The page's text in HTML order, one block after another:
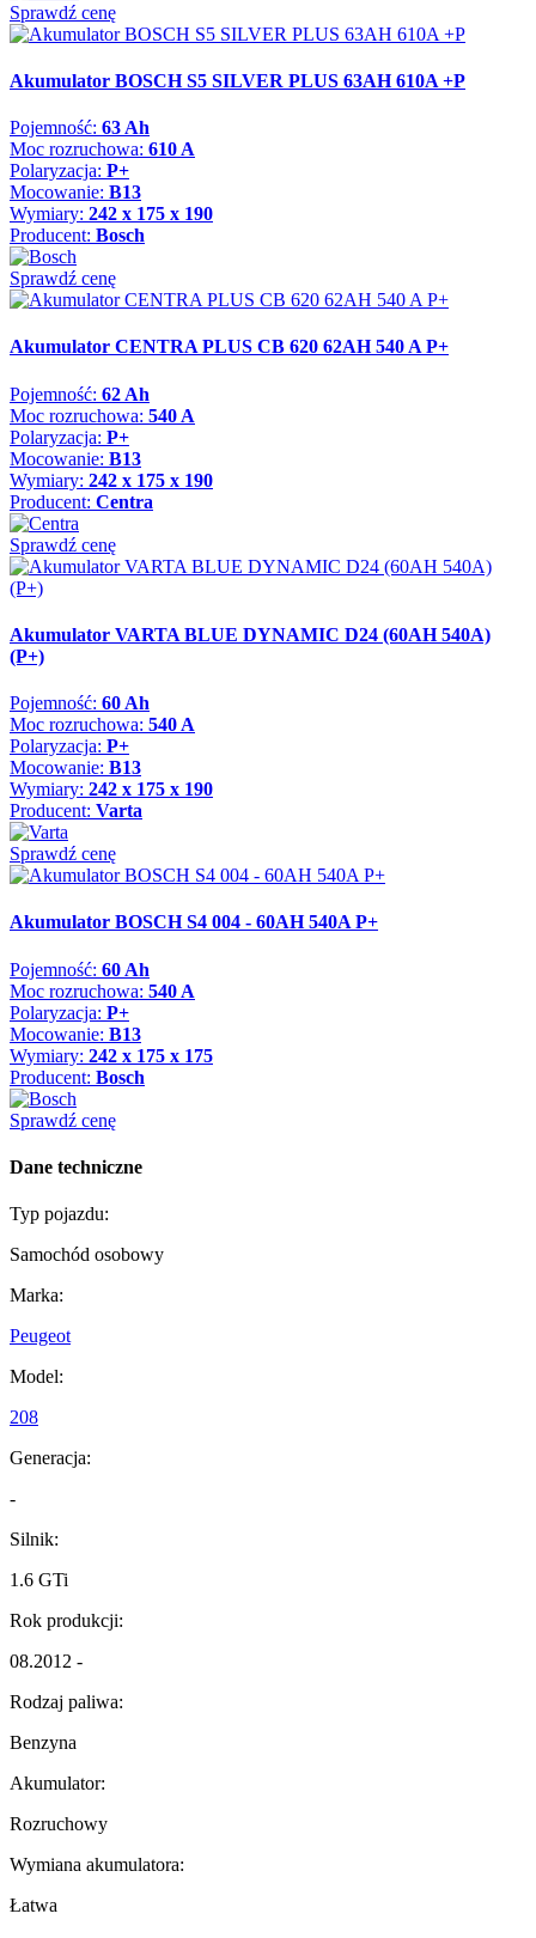
Sprawdź cenę
Akumulator BOSCH S5 SILVER PLUS 63AH 610A +P
Pojemność: 63 Ah
Moc rozruchowa: 610 A
Polaryzacja: P+
Mocowanie: B13
Wymiary: 242 x 175 x 190
Producent: Bosch
Sprawdź cenę
Akumulator CENTRA PLUS CB 620 62AH 540 A P+
Pojemność: 62 Ah
Moc rozruchowa: 540 A
Polaryzacja: P+
Mocowanie: B13
Wymiary: 242 x 175 x 190
Producent: Centra
Sprawdź cenę
Akumulator VARTA BLUE DYNAMIC D24 (60AH 540A)
(P+)
Pojemność: 60 Ah
Moc rozruchowa: 540 A
Polaryzacja: P+
Mocowanie: B13
Wymiary: 242 x 175 x 190
Producent: Varta
Sprawdź cenę
Akumulator BOSCH S4 004 - 60AH 540A P+
Pojemność: 60 Ah
Moc rozruchowa: 540 A
Polaryzacja: P+
Mocowanie: B13
Wymiary: 242 x 175 x 175
Producent: Bosch
Sprawdź cenę
Dane techniczne
Typ pojazdu:
Samochód osobowy
Marka:
Peugeot
Model:
208
Generacja:
-
Silnik:
1.6 GTi
Rok produkcji:
08.2012 -
Rodzaj paliwa:
Benzyna
Akumulator:
Rozruchowy
Wymiana akumulatora:
Łatwa